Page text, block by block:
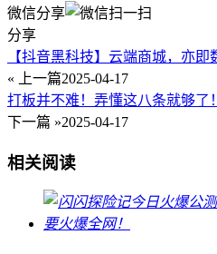
微信分享
分享
【抖音黑科技】云端商城，亦即
« 上一篇2025-04-17
打板并不难！弄懂这八条就够了！
下一篇 »2025-04-17
相关阅读